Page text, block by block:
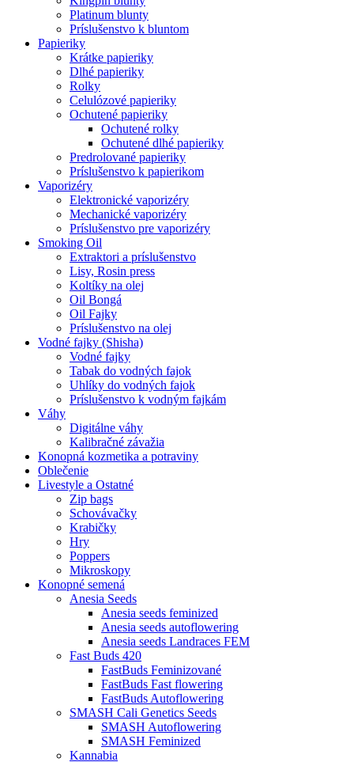
Platinum blunty
Príslušenstvo k bluntom
Papieriky
Krátke papieriky
Dlhé papieriky
Rolky
Celulózové papieriky
Ochutené papieriky
Ochutené rolky
Ochutené dlhé papieriky
Predrolované papieriky
Príslušenstvo k papierikom
Vaporizéry
Elektronické vaporizéry
Mechanické vaporizéry
Príslušenstvo pre vaporizéry
Smoking Oil
Extraktori a príslušenstvo
Lisy, Rosin press
Koltíky na olej
Oil Bongá
Oil Fajky
Príslušenstvo na olej
Vodné fajky (Shisha)
Vodné fajky
Tabak do vodných fajok
Uhlíky do vodných fajok
Príslušenstvo k vodným fajkám
Váhy
Digitálne váhy
Kalibračné závažia
Konopná kozmetika a potraviny
Oblečenie
Livestyle a Ostatné
Zip bags
Schovávačky
Krabičky
Hry
Poppers
Mikroskopy
Konopné semená
Anesia Seeds
Anesia seeds feminized
Anesia seeds autoflowering
Anesia seeds Landraces FEM
Fast Buds 420
FastBuds Feminizované
FastBuds Fast flowering
FastBuds Autoflowering
SMASH Cali Genetics Seeds
SMASH Autoflowering
SMASH Feminized
Kannabia